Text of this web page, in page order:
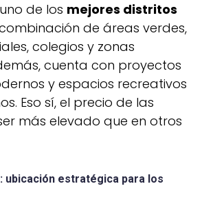
de los mejores distritos
de áreas verdes,
colegios y zonas
cuenta con proyectos
y espacios recreativos
Eso sí, el precio de las
más elevado que en otros
: ubicación estratégica para los